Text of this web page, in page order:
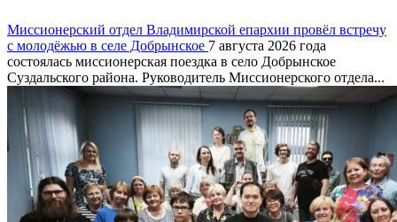
Миссионерский отдел Владимирской епархии провёл встречу
с молодёжью в селе Добрынское 7 августа 2026 года
состоялась миссионерская поездка в село Добрынское
Суздальского района. Руководитель Миссионерского отдела...